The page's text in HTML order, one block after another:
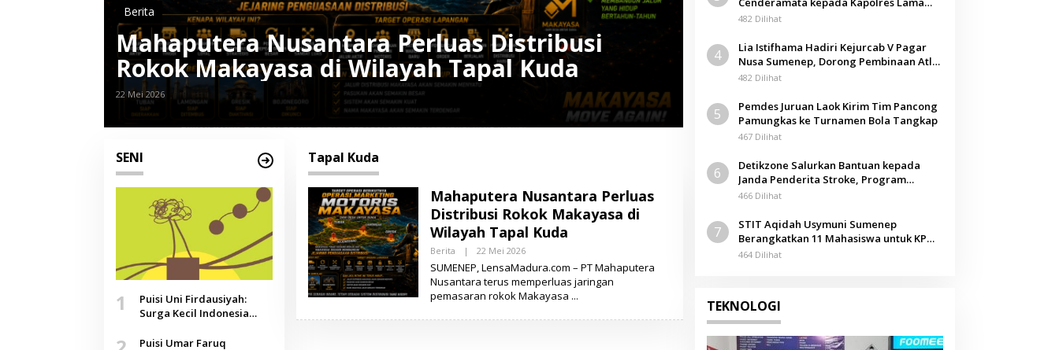
Berita
Mahaputera Nusantara Perluas Distribusi
Rokok Makayasa di Wilayah Tapal Kuda
22 Mei 2026
SENI
1
Puisi Uni Firdausiyah:
Surga Kecil Indonesia
Doa yang Jauh, Narasi
Puisi Umar Faruq
Tapal Kuda
Mahaputera Nusantara Perluas
Distribusi Rokok Makayasa di
Wilayah Tapal Kuda
Berita | 22 Mei 2026O
E
H
L
SUMENEP, LensaMadura.com – PT Mahaputera
Nusantara terus memperluas jaringan
pemasaran rokok Makayasa
pada Acara Kenal Pamit
482 Dilihat
4
Lia Istifhama Hadiri Kejurcab V Pagar
Nusa Sumenep, Dorong Pembinaan Atlet
Berkarakter
482 Dilihat
5
Pemdes Juruan Laok Kirim Tim Pancong
Pamungkas ke Turnamen Bola Tangkap
467 Dilihat
6
Detikzone Salurkan Bantuan kepada
Janda Penderita Stroke, Program
Berbagi Masuki Hari ke-61
466 Dilihat
7
STIT Aqidah Usymuni Sumenep
Berangkatkan 11 Mahasiswa untuk KPM
Internasional di Malaysia
464 Dilihat
TEKNOLOGI